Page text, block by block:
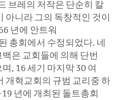
브레의 저작은 단순히 칼
아니라 그의 독창적인 것이
년에 안트워
총회에서 수정되었다. 네
은 교회들에 의해 단번
, 16 세기 마지막 30 여
개혁교회의 규범 교리중 하
년에 개최된 돌트총회